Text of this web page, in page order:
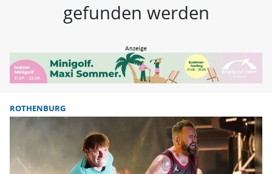
gefunden werden
ROTHENBURG